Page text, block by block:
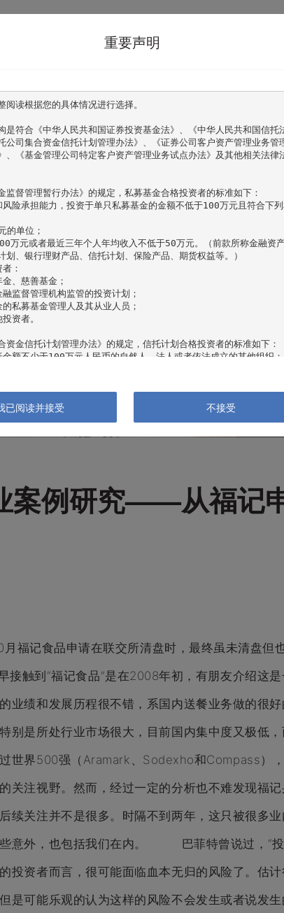
管理团队 投资体系
案例研究——从福记
福记食品申请在联交所清盘时，最终虽未清盘但
到“福记食品”是在2008年初，有朋友介绍这是
业绩和发展历程很不错，系国内送餐业务做的很
别是所处行业市场很大，目前国内集中度又极低
世界500强（Aramark、Sodexho和Compass）
关注视野。然而，经过一定的分析也不难发现福
续关注并不是很多。时隔不到两年，这只被很多
意外，也包括我们在内。 巴菲特曾说过，“投
投资者而言，很可能面临血本无归的风险了。估
是可能乐观的认为这样的风险不会发生或者说发
重要声明
读根据您的具体情况进行选择。
是符合《中华人民共和国证券投资基金法》、《中华人民共和国信托
公司集合资金信托计划管理办法》、《证券公司客户资产管理业务管
、《基金管理公司特定客户资产管理业务试点办法》及其他相关法律
监督管理暂行办法》的规定，私募基金合格投资者的标准如下：
险承担能力，投资于单只私募基金的金额不低于100万元且符合下
的单位；
万元或者最近三年个人年均收入不低于50万元。（前款所称金融资
划、银行理财产品、信托计划、保险产品、期货权益等。）
：
、慈善基金；
监督管理机构监管的投资计划；
私募基金管理人及其从业人员；
资者。
资金信托计划管理办法》的规定，信托计划合格投资者的标准如下：
额不少于100万元人民币的自然人、法人或者依法成立的其他组织；
人。
资产管理业务管理办法》的规定，集合资产管理计划合格投资者的标
是一名“合格投资者”，并将遵守适用的有关法规请点击“接受”键以
接关闭本网站。
理中心（有限合伙）（以下简称“本公司”）所有并及其网站内包含的
有可能因所基于的信息发布日之后的情势或其他因素的变更而不再准
息、观点以及数据。
品的过往业绩并不预示其未来表现，本公司不对产品财产的收益状况
已阅读并接受 不接受